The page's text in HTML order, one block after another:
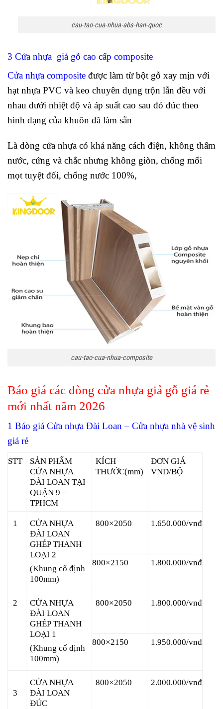
cau-tao-cua-nhua-abs-han-quoc
3 Cửa nhựa giả gỗ cao cấp composite
Cửa nhựa composite được làm từ bột gỗ xay mịn với
hạt nhựa PVC và keo chuyên dụng trộn lẫn đều với
nhau dưới nhiệt độ và áp suất cao sau đó đúc theo
hình dạng của khuôn đã làm sẵn
Là dòng cửa nhựa có khả năng cách điện, không thấm
nước, cứng và chắc nhưng không giòn, chống mối
mọt tuyệt đối, chống nước 100%,
cau-tao-cua-nhua-composite
Báo giá các dòng cửa nhựa giả gỗ giá rẻ
mới nhất năm 2026
1 Báo giá Cửa nhựa Đài Loan– Cửa nhựa nhà vệ sinh
giá rẻ
STT
SẢN PHẨM
CỬA NHỰA
ĐÀI LOAN TẠI
QUẬN 9 –
TPHCM
KÍCH
THƯỚC(mm)
ĐƠN GIÁ
VND/BỘ
1
CỬA NHỰA
ĐÀI LOAN
GHÉP THANH
LOẠI 2
(Khung cố định
100mm)
800×2050 1.650.000/vnđ
800×2150 1.800.000/vnđ
2
CỬA NHỰA
ĐÀI LOAN
GHÉP THANH
LOẠI 1
(Khung cố định
100mm)
800×2050 1.800.000/vnđ
800×2150 1.950.000/vnđ
3
CỬA NHỰA
ĐÀI LOAN
ĐÚC
800×2050 2.000.000/vnđ